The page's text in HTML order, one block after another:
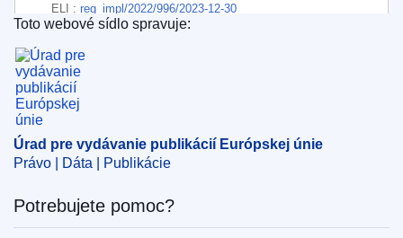
ELI : reg_impl/2022/996/2023-12-30
EDITION : 3931dc55-f5b4-11ec-b976-01aa75ed71a1
EDITION : f0868103-f0fe-11ee-8e14-01aa75ed71a1
Úrad pre vydávanie publikácií Európskej únie
Toto webové sídlo spravuje:
Úrad pre vydávanie publikácií Európskej únie
Právo | Dáta | Publikácie
Potrebujete pomoc?